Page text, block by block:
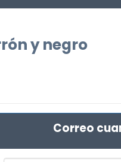
y negro
Correo